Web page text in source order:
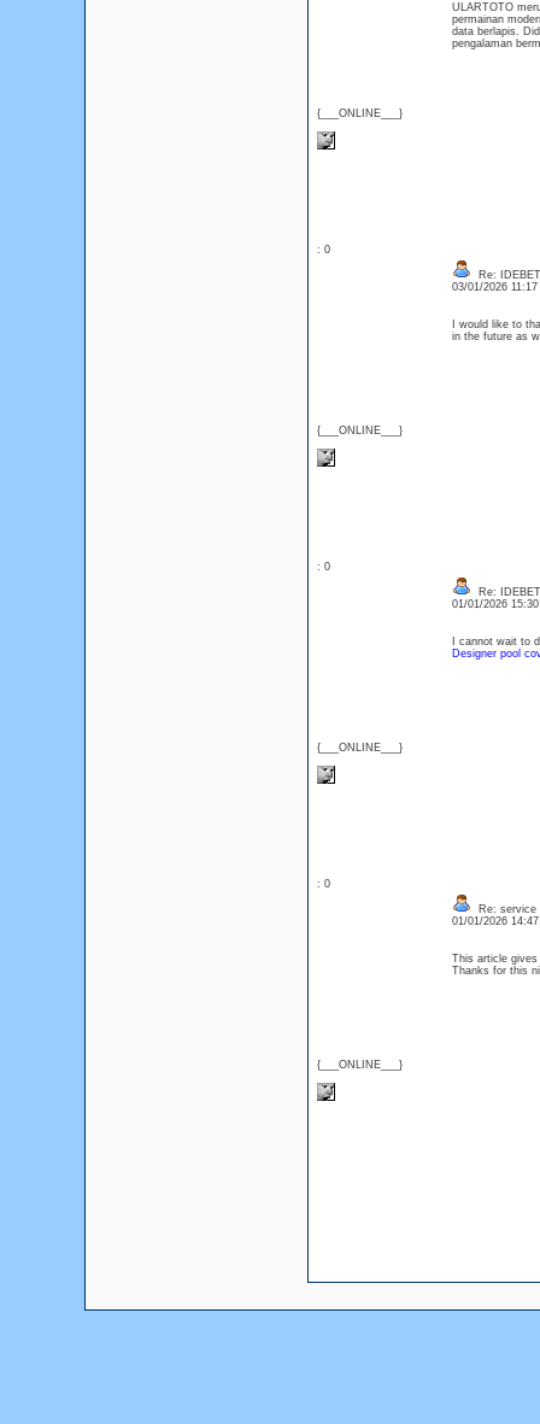
{___ONLINE___}
ULARTOTO
permainan
data berlapis.
pengalaman
: 0
{___ONLINE___}
Re: IDEBET
03/01/2026
I would like to
in the future as
: 0
{___ONLINE___}
Re: IDEBET
01/01/2026
I cannot wait to
Designer pool
: 0
{___ONLINE___}
Re: service
01/01/2026
This article
Thanks for this